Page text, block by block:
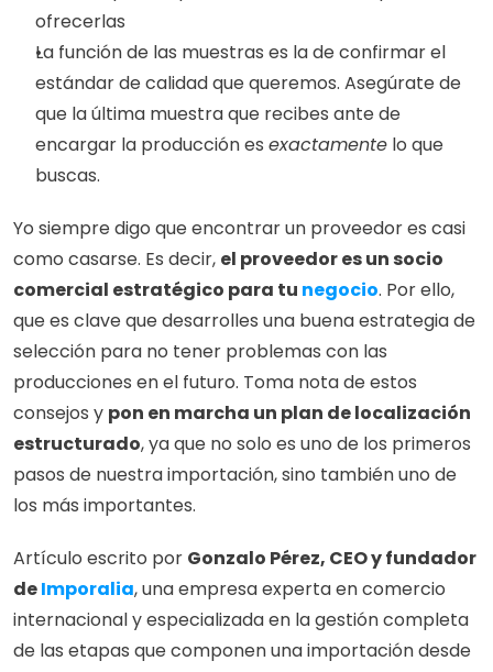
ofrecerlas
La función de las muestras es la de confirmar el
estándar de calidad que queremos. Asegúrate de
que la última muestra que recibes ante de
encargar la producción es exactamente lo que
buscas.
Yo siempre digo que encontrar un proveedor es casi
como casarse. Es decir, el proveedor es un socio
comercial estratégico para tu negocio. Por ello,
que es clave que desarrolles una buena estrategia de
selección para no tener problemas con las
producciones en el futuro. Toma nota de estos
consejos y pon en marcha un plan de localización
estructurado, ya que no solo es uno de los primeros
pasos de nuestra importación, sino también uno de
los más importantes.
Artículo escrito por Gonzalo Pérez, CEO y fundador
de Imporalia, una empresa experta en comercio
internacional y especializada en la gestión completa
de las etapas que componen una importación desde